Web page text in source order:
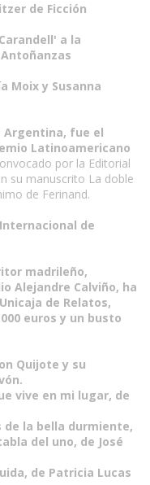
de Ficción
a la
Moix y Susanna
Argentina, fue el
Latinoamericano
por la Editorial
su manuscrito La doble
de Ferinand.
de
madrileño,
Alejandre Calviño, ha
de Relatos,
euros y un busto
Quijote y su
vive en mi lugar, de
de la bella durmiente,
del uno, de José
de Patricia Lucas